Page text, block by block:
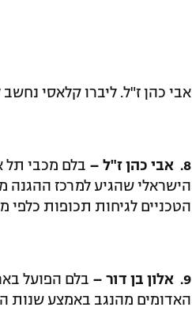
אבי כהן ז"ל. ליברו קלאסי
8. אבי כהן ז"ל – בלם מכבי תל
הישראלי שהגיע למרכז
הטכניים לגיחות תכופות כלפי
9. אלון בן דור – בלם הפועל